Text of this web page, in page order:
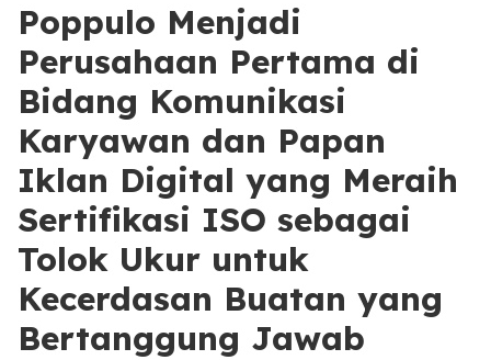
Poppulo Menjadi
Perusahaan Pertama di
Bidang Komunikasi
Karyawan dan Papan
Iklan Digital yang Meraih
Sertifikasi ISO sebagai
Tolok Ukur untuk
Kecerdasan Buatan yang
Bertanggung Jawab